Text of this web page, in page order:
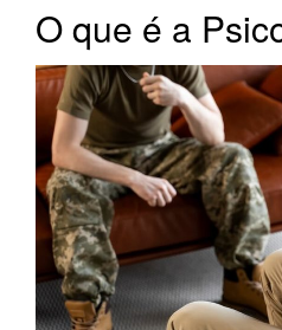
O que é a